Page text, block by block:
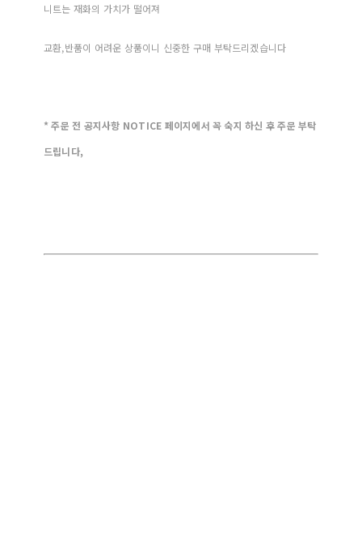
니트는 재화의 가치가 떨어져
교환,반품이 어려운 상품이니 신중한 구매 부탁드리겠습니다
* 주문 전 공지사항 NOTICE 페이지에서 꼭 숙지 하신 후 주문 부탁
드립니다,